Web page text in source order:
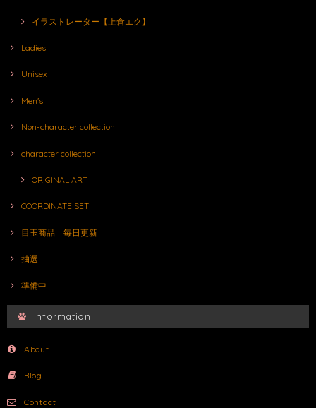
イラストレーター【上倉エク】
Ladies
Unisex
Men's
Non-character collection
character collection
ORIGINAL ART
COORDINATE SET
目玉商品 毎日更新
抽選
準備中
Information
About
Blog
Contact